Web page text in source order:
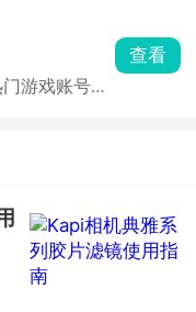
息接收及
双开软件更
游戏账号的
时、按天等
需求选择短
账号状态透
10分钟内响
无后顾之忧。
查看